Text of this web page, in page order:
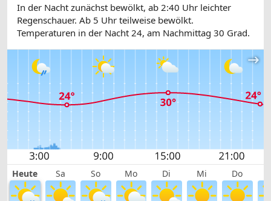
In der Nacht zunächst bewölkt, ab 2:40 Uhr leichter
Regenschauer. Ab 5 Uhr teilweise bewölkt.
Temperaturen in der Nacht 24, am Nachmittag 30 Grad.
Heute Sa So Mo Di Mi Do